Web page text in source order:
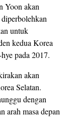
Yoon akan
untuk
kedua Korea
pada 2017.
akan
Selatan.
dengan
arah masa depan